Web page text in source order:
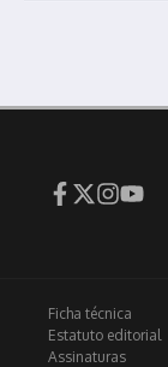
Ficha técnica
Estatuto editorial
Assinaturas